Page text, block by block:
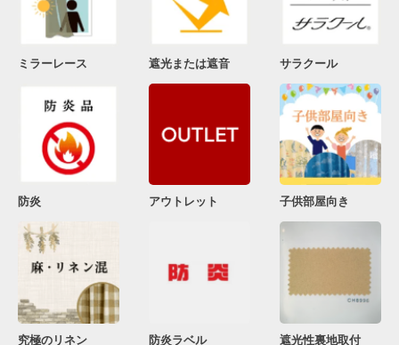
ミラーレース 遮光または遮音 サラクール
防炎 アウトレット 子供部屋向き
究極のリネン 防炎ラベル 遮光性裏地取付